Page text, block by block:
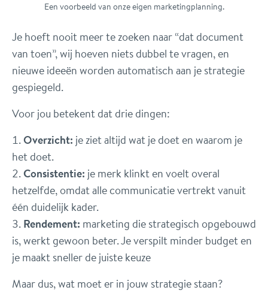
Een voorbeeld van onze eigen marketingplanning.
Je hoeft nooit meer te zoeken naar “dat document
van toen”, wij hoeven niets dubbel te vragen, en
nieuwe ideeën worden automatisch aan je strategie
gespiegeld.
Voor jou betekent dat drie dingen:
Overzicht: je ziet altijd wat je doet en waarom je
het doet.
Consistentie: je merk klinkt en voelt overal
hetzelfde, omdat alle communicatie vertrekt vanuit
één duidelijk kader.
Rendement: marketing die strategisch opgebouwd
is, werkt gewoon beter. Je verspilt minder budget en
je maakt sneller de juiste keuze
Maar dus, wat moet er in jouw strategie staan?